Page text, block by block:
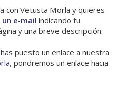
con Vetusta Morla y quieres
e-mail indicando tu
y una breve descripción.
puesto un enlace a nuestra
, pondremos un enlace hacia